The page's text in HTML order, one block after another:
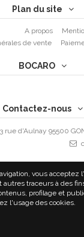
Plan du site
A propos
de vente
BOCARO
Contactez-nous
rue d'Aulnay 95500
| ALL RIGHTS
vous acceptez
autres traceurs à des
profilage et
l'usage des cookies.